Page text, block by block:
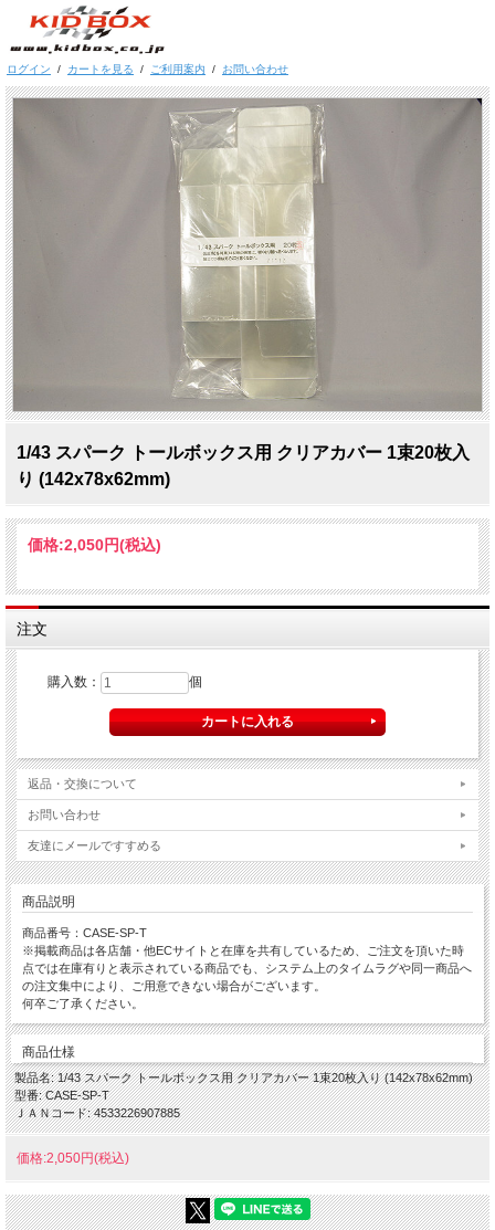
ログイン / カートを見る / ご利用案内 / お問い合わせ
1/43 スパーク トールボックス用 クリアカバー 1束20枚入
り (142x78x62mm)
価格:2,050円(税込)
注文
購入数： 個
返品・交換について
お問い合わせ
友達にメールですすめる
商品説明
商品番号：CASE-SP-T
※掲載商品は各店舗・他ECサイトと在庫を共有しているため、ご注文を頂いた時
点では在庫有りと表示されている商品でも、システム上のタイムラグや同一商品へ
の注文集中により、ご用意できない場合がございます。
何卒ご了承ください。
商品仕様
製品名: 1/43 スパーク トールボックス用 クリアカバー 1束20枚入り (142x78x62mm)
型番: CASE-SP-T
ＪＡＮコード: 4533226907885
価格:2,050円(税込)